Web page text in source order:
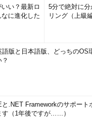
い？最新ロ
に進化した
5分で絶対に分
リング（上級
語版と日本語版、どっちのOS
？
と.NET Frameworkのサポート
す（1年後ですが……）